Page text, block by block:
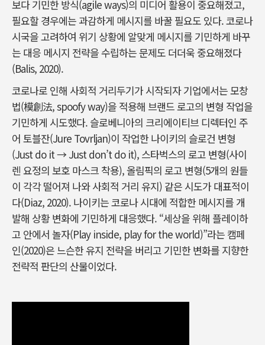
보다 기민한 방식(agile ways)의 미디어 활용이 중요해졌고,
필요할 경우에는 과감하게 메시지를 바꿀 필요도 있다. 코로나
시국을 고려하여 위기 상황에 알맞게 메시지를 기민하게 바꾸
는 대응 메시지 전략을 수립하는 문제도 더더욱 중요해졌다
(Balis, 2020).
코로나로 인해 사회적 거리두기가 시작되자 기업에서는 모창
법(模創法, spoofy way)을 적용해 브랜드 로고의 변형 작업을
기민하게 시도했다. 슬로베니아의 크리에이티브 디렉터인 주
어 토블잔(Jure Tovrljan)이 작업한 나이키의 슬로건 변형
(Just do it → Just don’t do it), 스타벅스의 로고 변형(사이
렌 요정의 보호 마스크 착용), 올림픽의 로고 변형(5개의 원들
이 각각 떨어져 나와 사회적 거리 유지) 같은 시도가 대표적이
다(Diaz, 2020). 나이키는 코로나 시대에 적합한 메시지를 개
발해 상황 변화에 기민하게 대응했다. “세상을 위해 플레이하
고 안에서 놀자(Play inside, play for the world)”라는 캠페
인(2020)은 느슨한 유지 전략을 버리고 기민한 변화를 지향한
전략적 판단의 산물이었다.